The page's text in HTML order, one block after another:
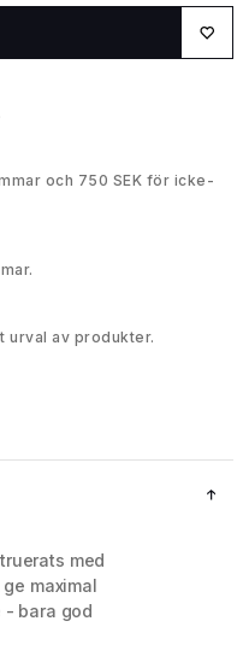
och 750 SEK för icke-
urval av produkter.
med
maximal
- bara god